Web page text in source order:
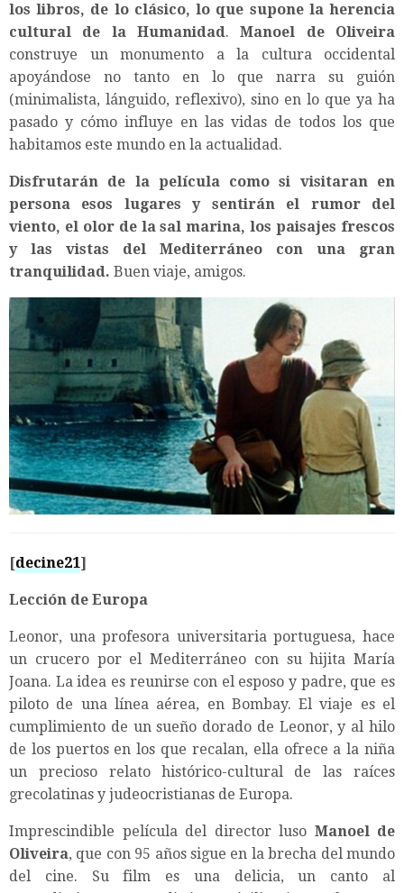
los libros, de lo clásico, lo que supone la herencia
cultural de la Humanidad.Manoel de Oliveira
construye un monumento a la cultura occidental
apoyándose no tanto en lo que narra su guión
(minimalista, lánguido, reflexivo), sino en lo que ya ha
pasado y cómo influye en las vidas de todos los que
habitamos este mundo en la actualidad.
Disfrutarán de la película como si visitaran en
persona esos lugares y sentirán el rumor del
viento, el olor de la sal marina, los paisajes frescos
y las vistas del Mediterráneo con una gran
tranquilidad. Buen viaje, amigos.
[decine21]
Lección de Europa
Leonor, una profesora universitaria portuguesa, hace
un crucero por el Mediterráneo con su hijita María
Joana. La idea es reunirse con el esposo y padre, que es
piloto de una línea aérea, en Bombay. El viaje es el
cumplimiento de un sueño dorado de Leonor, y al hilo
de los puertos en los que recalan, ella ofrece a la niña
un precioso relato histórico-cultural de las raíces
grecolatinas y judeocristianas de Europa.
Imprescindible película del director luso Manoel de
Oliveira, que con 95 años sigue en la brecha del mundo
del cine. Su film es una delicia, un canto al